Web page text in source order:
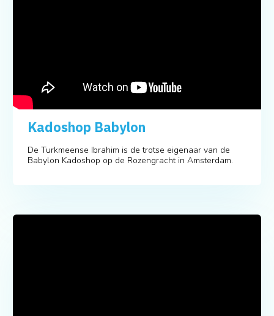
Kadoshop Babylon
De Turkmeense Ibrahim is de trotse eigenaar van de
Babylon Kadoshop op de Rozengracht in Amsterdam.